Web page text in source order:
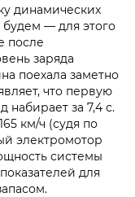
динамических
— для этого
после
заряда
поехала заметно
что первую
за 7,4 с.
км/ч (судя по
электромотор
системы
для